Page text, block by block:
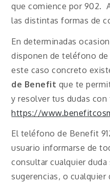
que comience por 902.
las distintas formas de
En determinadas
disponen de teléfono
este caso concreto
de Benefit que te
y resolver tus dudas
https://
El teléfono de Benefit
usuario informarse de
consultar cualquier
sugerencias, o cualquier